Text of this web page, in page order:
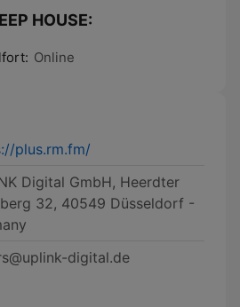
HOUSE:
Online
plus.rm.fm/
Digital GmbH, Heerdter
32, 40549 Düsseldorf -
digital.de